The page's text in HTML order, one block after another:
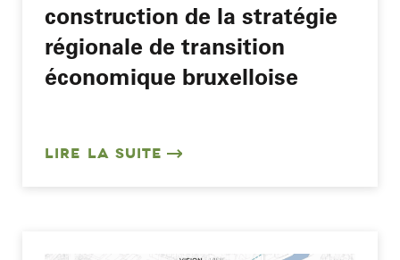
construction de la stratégie
régionale de transition
économique bruxelloise
LIRE LA SUITE